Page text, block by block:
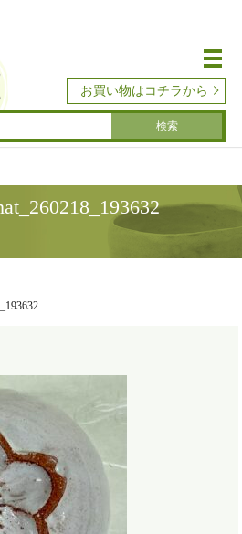
メ
お買い物はコチラから